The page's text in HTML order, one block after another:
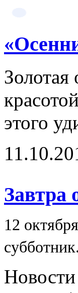
Золотая
этого
Завтра
12
субботник.